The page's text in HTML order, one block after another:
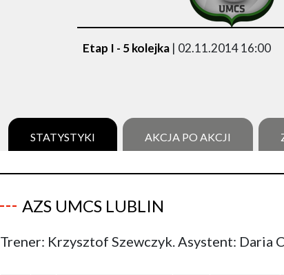
Etap I - 5 kolejka | 02.11.2014 16:00
STATYSTYKI AKCJA PO AKCJI
AZS UMCS LUBLIN
Trener: Krzysztof Szewczyk. Asystent: Daria